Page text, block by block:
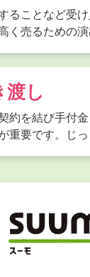
ることなど受
く売るための
し
約を結び手付
重要です。じ